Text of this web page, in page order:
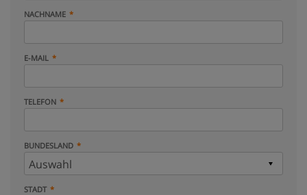
NACHNAME
E-MAIL
TELEFON
BUNDESLAND
STADT